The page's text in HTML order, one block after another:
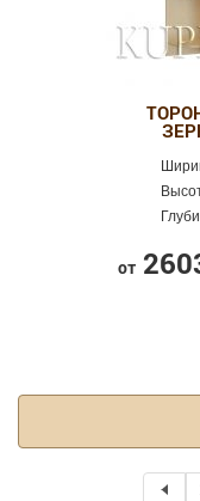
от